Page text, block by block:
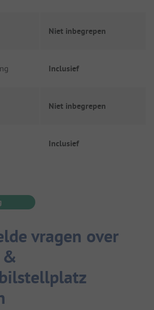
Niet inbegrepen
Inclusief
Niet inbegrepen
Inclusief
vragen over
&